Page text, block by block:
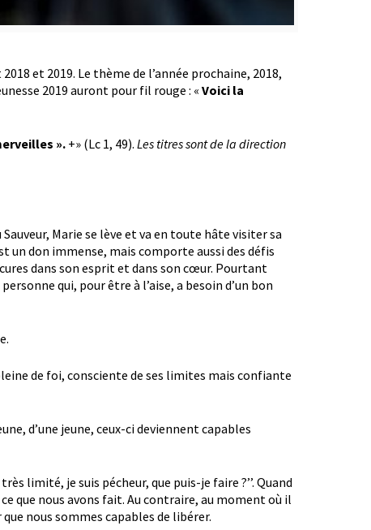
et 2019. Le thème de l’année prochaine, 2018,
2019 auront pour fil rouge : « Voici la
». +» (Lc 1, 49). Les titres sont de la direction
Sauveur, Marie se lève et va en toute hâte visiter sa
un don immense, mais comporte aussi des défis
dans son esprit et dans son cœur. Pourtant
qui, pour être à l’aise, a besoin d’un bon
de foi, consciente de ses limites mais confiante
d’une jeune, ceux-ci deviennent capables
limité, je suis pécheur, que puis-je faire ?’’. Quand
que nous avons fait. Au contraire, au moment où il
nous sommes capables de libérer.